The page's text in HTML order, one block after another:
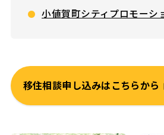
小値賀町シティプロモーシ
移住相談申し込みはこちらから